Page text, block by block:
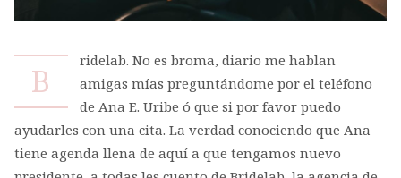
B
ridelab. No es broma, diario me hablan
amigas mías preguntándome por el teléfono
de Ana E. Uribe ó que si por favor puedo
ayudarles con una cita. La verdad conociendo que Ana
tiene agenda llena de aquí a que tengamos nuevo